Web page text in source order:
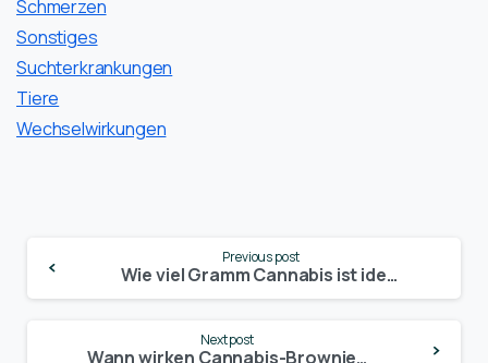
Schmerzen
Sonstiges
Suchterkrankungen
Tiere
Wechselwirkungen
Reading
Previous post
Wie viel Gramm Cannabis ist ideal zum Rauchen? Die optimale Menge für Einsteiger und Erfahrene.
Next post
Wann wirken Cannabis-Brownies? Alles, was du über die Einnahme und Wirkung wissen musst!